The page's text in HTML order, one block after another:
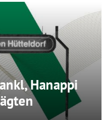
Hanappi